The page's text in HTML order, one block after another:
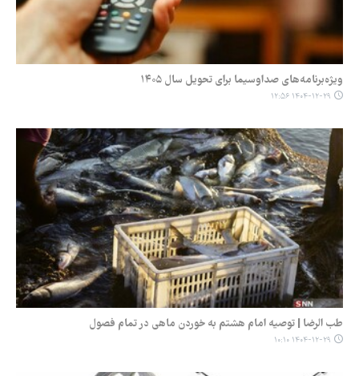
ویژه‌برنامه‌های صداوسیما برای تحویل سال ۱۴۰۵
۱۴۰۴-۱۲-۲۹ ۱۲:۵۶
طب الرضا | توصیه امام هشتم به خوردن ماهی در تمام فصول
۱۴۰۴-۱۲-۲۹ ۱۰:۱۰